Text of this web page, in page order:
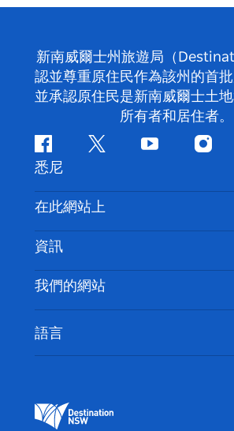
新南威爾士州旅遊局（
認並尊重原住民作為該州的首批
並承認原住民是新南威爾士土
所有者和居住者。
Facebook嘰
喳
喳
Youtube
悉尼
聯絡我們
免責聲明
隱私
Cookie 通知
在此網站上
目的地
要做的事情
新南威爾斯州公路旅行
活動
住宿
資訊
旅行資訊
無障礙悉尼
列出您的業務
我們的網站
新南威爾士州旅遊局（Destination
語言